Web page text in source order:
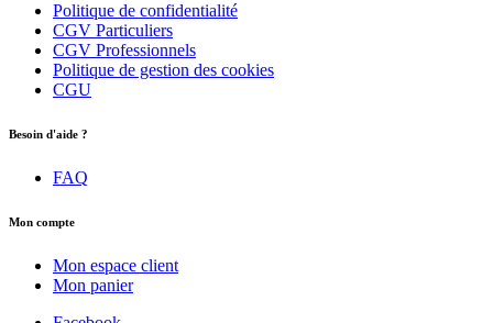
Politique de confidentialité
CGV Particuliers
CGV Professionnels
Politique de gestion des cookies
CGU
Besoin d'aide ?
FAQ
Mon compte
Mon espace client
Mon panier